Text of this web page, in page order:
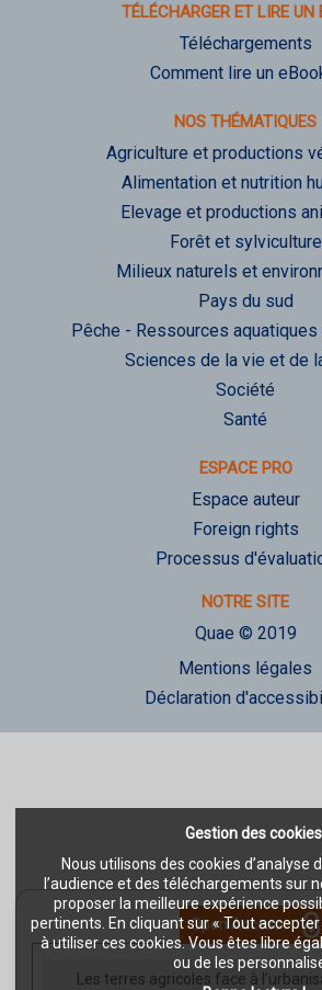
Gestion des cookies
Nous utilisons des cookies d’analyse
l’audience et des téléchargements sur
proposer la meilleure expérience
pertinents. En cliquant sur « Tout
à utiliser ces cookies. Vous êtes libre
ou de les
Open Access
Les terres agricoles face à
TÉLÉCHARGER ET LIRE UN
Téléchargements
Comment lire un
NOS THÉMATIQUES
Agriculture et productions
Alimentation et nutrition
Elevage et productions
Forêt et sylviculture
Milieux naturels et
Pays du sud
Pêche - Ressources
Sciences de la vie et de
Société
Santé
ESPACE PRO
Espace auteur
Foreign rights
Processus
NOTRE SITE
Quae © 2019
Mentions légales
Déclaration